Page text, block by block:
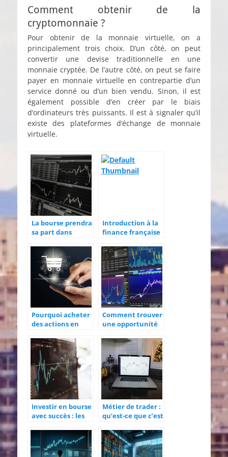
Comment obtenir de la
cryptomonnaie ?
Pour obtenir de la monnaie virtuelle, on a
principalement trois choix. D’un côté, on peut
convertir une devise traditionnelle en une
monnaie cryptée. De l’autre côté, on peut se faire
payer en monnaie virtuelle en contrepartie d’un
service donné ou d’un bien vendu. Sinon, il est
également possible d’en créer par le biais
d’ordinateurs très puissants. Il est à signaler qu’il
existe des plateformes d’échange de monnaie
virtuelle.
La bourse prendra
sa part dans
mondiale
Introduction à la
finance française
Pourquoi acheter
des actions en
Comment trouver
une opportunité
financiers pour
investir ?
Investir en bourse
avec succès : les
suivre une vraie
formation en
trading
Métier de trader :
qu’est-ce que c’est
intéresser ?